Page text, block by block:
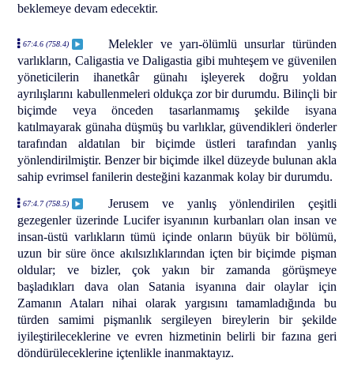
beklemeye devam edecektir.
67:4.6 (758.4)
Melekler ve yarı-ölümlü unsurlar türünden
varlıkların, Caligastia ve Daligastia gibi muhteşem ve güvenilen
yöneticilerin ihanetkâr günahı işleyerek doğru yoldan
ayrılışlarını kabullenmeleri oldukça zor bir durumdu. Bilinçli bir
biçimde veya önceden tasarlanmamış şekilde isyana
katılmayarak günaha düşmüş bu varlıklar, güvendikleri önderler
tarafından aldatılan bir biçimde üstleri tarafından yanlış
yönlendirilmiştir. Benzer bir biçimde ilkel düzeyde bulunan akla
sahip evrimsel fanilerin desteğini kazanmak kolay bir durumdu.
67:4.7 (758.5)
Jerusem ve yanlış yönlendirilen çeşitli
gezegenler üzerinde Lucifer isyanının kurbanları olan insan ve
insan-üstü varlıkların tümü içinde onların büyük bir bölümü,
uzun bir süre önce akılsızlıklarından içten bir biçimde pişman
oldular; ve bizler, çok yakın bir zamanda görüşmeye
başladıkları dava olan Satania isyanına dair olaylar için
Zamanın Ataları nihai olarak yargısını tamamladığında bu
türden samimi pişmanlık sergileyen bireylerin bir şekilde
iyileştirileceklerine ve evren hizmetinin belirli bir fazına geri
döndürüleceklerine içtenlikle inanmaktayız.